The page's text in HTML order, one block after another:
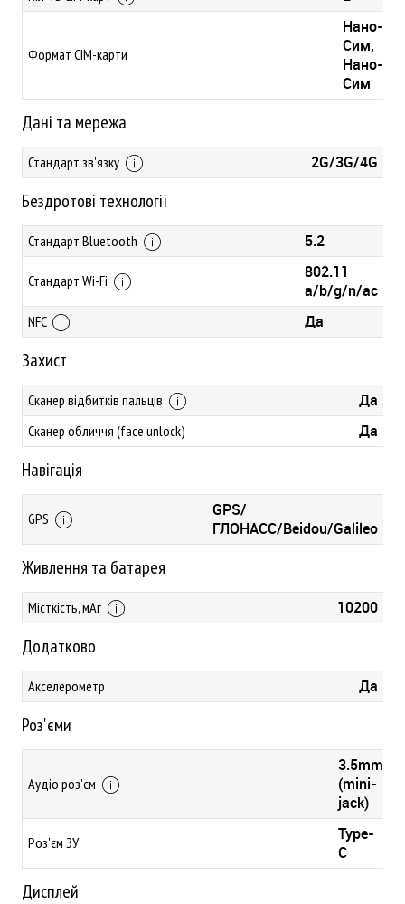
Формат СІМ-карти
Нано-
Сим,
Нано-
Сим
Дані та мережа
Стандарт зв'язку 2G/3G/4G
Бездротові технології
Стандарт Bluetooth 5.2
Стандарт Wi-Fi
802.11
a/b/g/n/ac
NFC Да
Захист
Сканер відбитків пальців Да
Сканер обличчя (face unlock) Да
Навігація
GPS
GPS/
ГЛОНАСС/Beidou/Galileo
Живлення та батарея
Місткість, мАг 10200
Додатково
Акселерометр Да
Роз'єми
Аудіо роз'єм
3.5mm
(mini-
jack)
Роз'єм ЗУ
Type-
C
Дисплей